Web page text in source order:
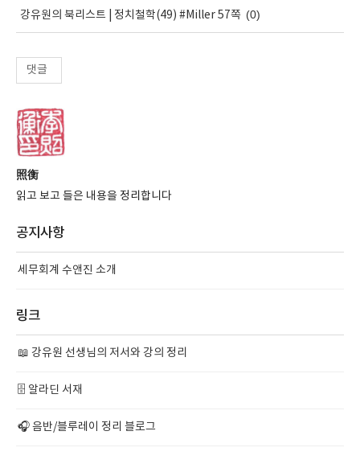
강유원의 북리스트 | 정치철학(49) #Miller 57쪽 (0)
댓글
照衡
읽고 보고 들은 내용을 정리합니다
공지사항
세무회계 수앤진 소개
링크
📖 강유원 선생님의 저서와 강의 정리
🗄️ 알라딘 서재
🎧 음반/블루레이 정리 블로그